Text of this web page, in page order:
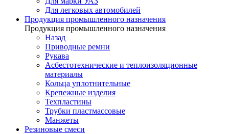
Для легковых автомобилей
Продукция промышленного назначения
Продукция промышленного назначения
Назад
Приводные ремни
Рукава
Асбестотехнические и теплоизоляционные
материалы
Кольца уплотнительные
Крепежные изделия
Техпластины
Трубки пластмассовые
Манжеты
Резиновые смеси